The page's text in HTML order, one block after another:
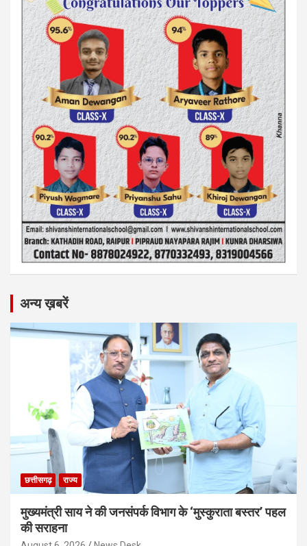
अन्य ख़बरें
छत्तीसगढ़ राज्य
मुख्यमंत्री साय ने की जनसंपर्क विभाग के ‘मुस्कुराता बस्तर’ पहल
की सराहना